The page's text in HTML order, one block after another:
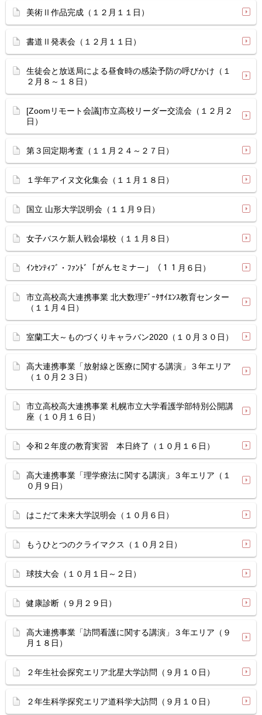
美術Ⅱ作品完成（１２月１１日）
書道Ⅱ発表会（１２月１１日）
生徒会と放送局による昼食時の感染予防の呼びかけ（１
２月８～１８日）
[Zoomリモート会議]市立高校リーダー交流会（１２月２
日）
第３回定期考査（１１月２４～２７日）
１学年アイヌ文化集会（１１月１８日）
国立 山形大学説明会（１１月９日）
女子バスケ新人戦会場校（１１月８日）
ｲﾝｾﾝﾃｨﾌﾞ・ﾌｧﾝﾄﾞ「がんセミナー」（１１月６日）
市立高校高大連携事業 北大数理ﾃﾞｰﾀｻｲｴﾝｽ教育センター
（１１月４日）
室蘭工大～ものづくりキャラバン2020（１０月３０日）
高大連携事業「放射線と医療に関する講演」３年エリア
（１０月２３日）
市立高校高大連携事業 札幌市立大学看護学部特別公開講
座（１０月１６日）
令和２年度の教育実習 本日終了（１０月１６日）
高大連携事業「理学療法に関する講演」３年エリア（１
０月９日）
はこだて未来大学説明会（１０月６日）
もうひとつのクライマクス（１０月２日）
球技大会（１０月１日～２日）
健康診断（９月２９日）
高大連携事業「訪問看護に関する講演」３年エリア（９
月１８日）
２年生社会探究エリア北星大学訪問（９月１０日）
２年生科学探究エリア道科学大訪問（９月１０日）